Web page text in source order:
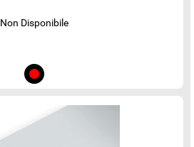
Non Disponibile